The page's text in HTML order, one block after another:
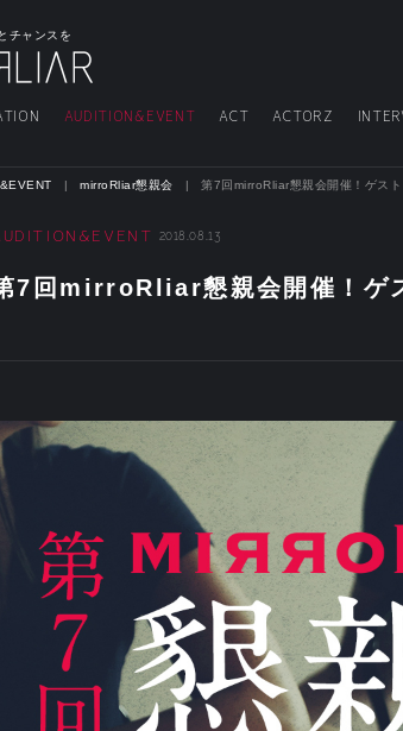
チャンスを
AUDITION&EVENT ACT ACTORZ
mirroRliar懇親会 第7回mirroRliar懇親会開催！ゲス
2018.08.13
7回mirroRliar懇親会開催！ゲ